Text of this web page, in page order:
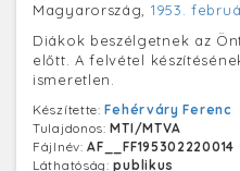
Magyarország, 1953.
Diákok beszélgetnek az
előtt. A felvétel
ismeretlen.
Készítette:Fehérváry Ferenc
Tulajdonos:MTI/MTVA
Fájlnév:AF__FF195302220014
Láthatóság:publikus